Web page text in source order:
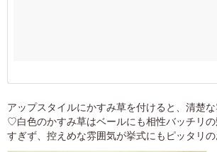
アップスタイルにかすみ草を付けると、清楚
♡白色のかすみ草はベールにも相性バッチリ
すぎず、控えめな雰囲気が挙式にもピッタリの